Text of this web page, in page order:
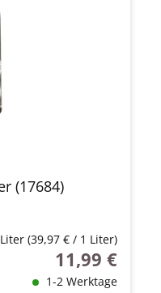
(17684)
(39,97 € / 1 Liter)
Regulärer Preis:
11,99 €
1-2 Werktage